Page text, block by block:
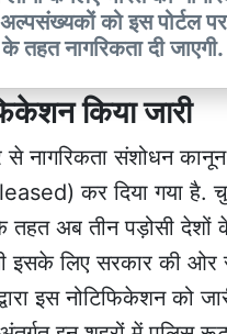
को इस पोर्टल
तहत नागरिकता दी जाएगी.
किया जारी
नागरिकता संशोधन
कर दिया गया है.
तहत अब तीन पड़ोसी
इसके लिए सरकार की
इस नोटिफिकेशन को